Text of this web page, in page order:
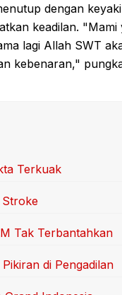
dengan
keadilan.
lagi Allah SWT
kebenaran,"
Terkuak
Tak Terbantahkan
di Pengadilan